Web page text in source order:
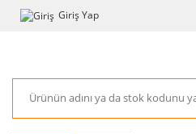
Giriş Yap